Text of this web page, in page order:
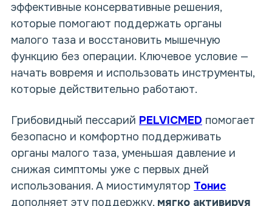
эффективные консервативные решения,
которые помогают поддержать органы
малого таза и восстановить мышечную
функцию без операции. Ключевое условие —
начать вовремя и использовать инструменты,
которые действительно работают.
Грибовидный пессарий PELVICMED помогает
безопасно и комфортно поддерживать
органы малого таза, уменьшая давление и
снижая симптомы уже с первых дней
использования. А миостимулятор Тонис
дополняет эту поддержку, мягко активируя